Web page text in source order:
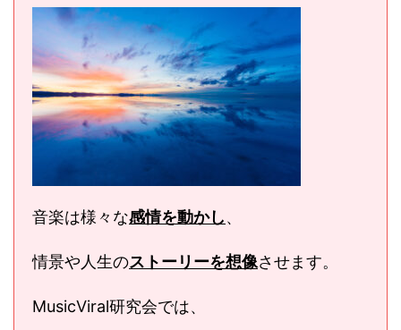
音楽は様々な感情を動かし、
情景や人生のストーリーを想像させます。
MusicViral研究会では、